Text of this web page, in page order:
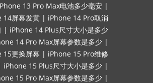
13 Pro Max电池多少毫安 |
14屏幕发黄 | iPhone 14 Pro取消
| iPhone 14 Plus尺寸大小是多少
14 Pro Max屏幕参数是多少 |
15更换屏幕 | iPhone 15 Pro维修
iPhone 15 Plus尺寸大小是多少 |
15 Pro Max屏幕参数是多少 |